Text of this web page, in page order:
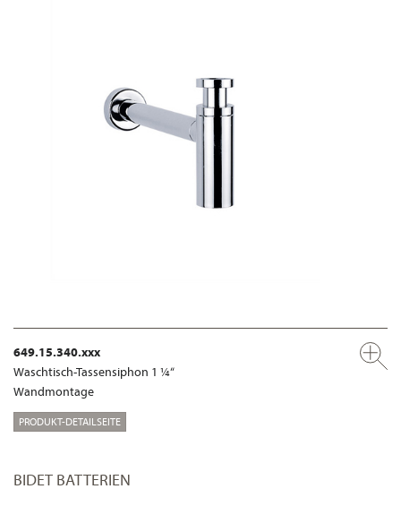
649.15.340.xxx
Waschtisch-Tassensiphon 1 ¼“
Wandmontage
PRODUKT-DETAILSEITE
BIDET BATTERIEN